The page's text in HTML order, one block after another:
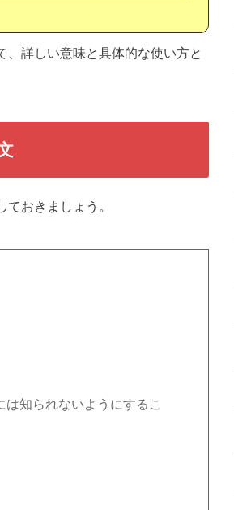
、詳しい意味と具体的な使い方と
おきましょう。
知られないようにするこ